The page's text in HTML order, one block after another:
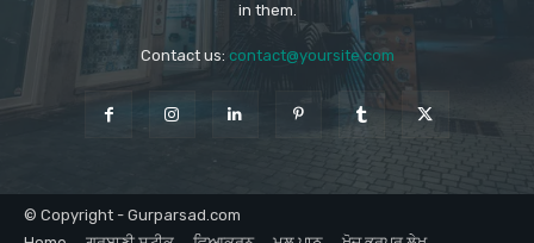
in them.
Contact us: contact@yoursite.com
© Copyright - Gurparsad.com